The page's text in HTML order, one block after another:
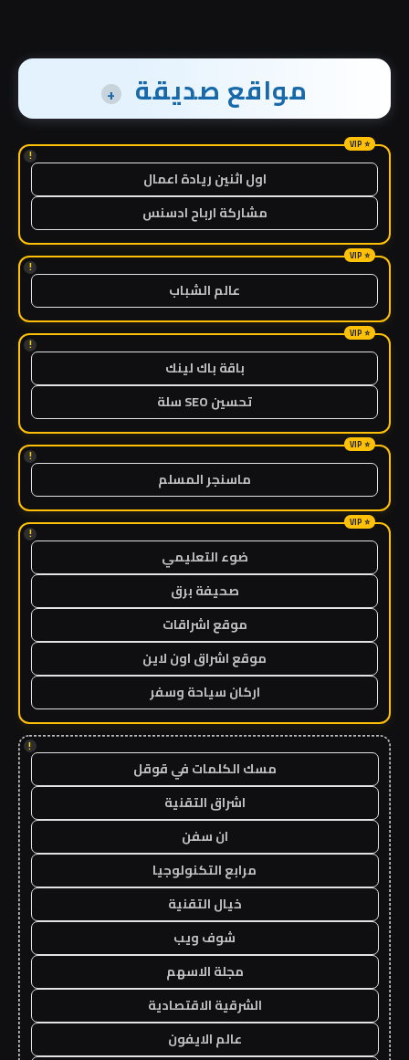
مواقع صديقة +
!
اول اثنين ريادة اعمال
مشاركة ارباح ادسنس
!
عالم الشباب
!
باقة باك لينك
تحسين SEO سلة
!
ماسنجر المسلم
!
ضوء التعليمي
صحيفة برق
موقع اشراقات
موقع اشراق اون لاين
اركان سياحة وسفر
!
مسك الكلمات في قوقل
اشراق التقنية
ان سفن
مرابع التكنولوجيا
خيال التقنية
شوف ويب
مجلة الاسهم
الشرقية الاقتصادية
عالم الايفون